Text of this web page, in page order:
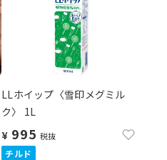
LLホイップ〈雪印メグミル
ク〉 1L
¥ 995 税抜
チルド